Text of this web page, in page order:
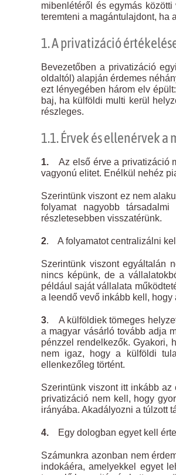
mibenlétéről és egymás
teremteni a magántulajdont, ha
1. A privatizáció
Bevezetőben a privatizáció
oldaltól) alapján érdemes
ezt lényegében három elv
baj, ha külföldi multi kerül
részleges.
1.1. Érvek és ellenérvek
1. Az első érve a privatizáció
vagyonú elitet. Enélkül nehéz
Szerintünk viszont ez nem
folyamat nagyobb
részletesebben visszatérünk.
2. A folyamatot centralizálni
Szerintünk viszont egyáltalán
nincs képünk, de a
például saját vállalata
a leendő vevő inkább kell, hogy
3. A külföldiek tömeges
a magyar vásárló tovább adja
pénzzel rendelkezők. Gyakori,
nem igaz, hogy a külföldi
ellenkezőleg történt.
Szerintünk viszont itt inkább
privatizáció nem kell, hogy
irányába. Akadályozni a túlzott
4. Egy dologban egyet kell
Számunkra azonban nem
indokáéra, amelyekkel egyet